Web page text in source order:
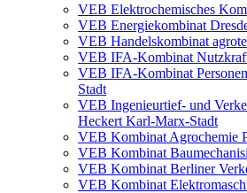
VEB Elektrochemisches
VEB Energiekombinat
VEB Handelskombinat
VEB IFA-Kombinat
VEB IFA-Kombinat
Stadt
VEB Ingenieurtief- und
Heckert Karl-Marx-Stadt
VEB Kombinat Agrochemie
VEB Kombinat
VEB Kombinat Berliner
VEB Kombinat